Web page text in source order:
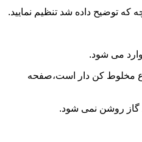
که توضیح داده شد تنظیم نمایید.
می شود.
مخلوط کن دار است،صفحه